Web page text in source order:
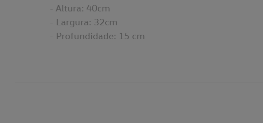
- Altura: 40cm
- Largura: 32cm
- Profundidade: 15 cm